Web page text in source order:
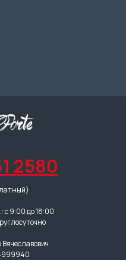
2580
с 9:00 до 18:00